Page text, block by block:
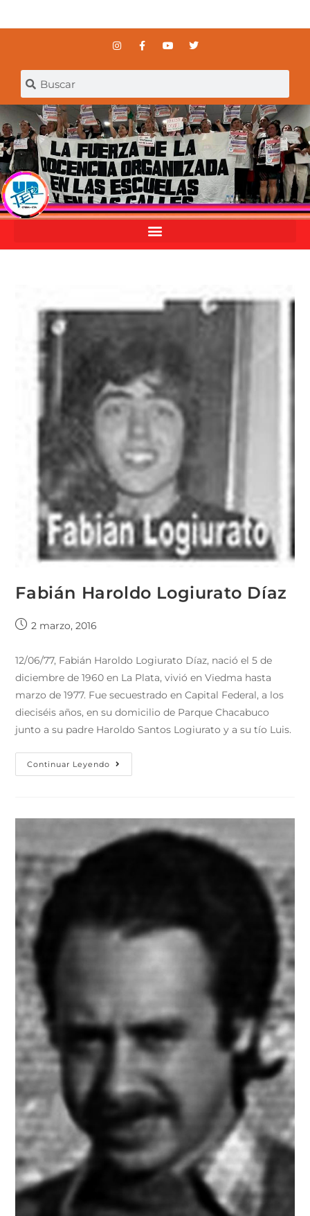
Fabián Haroldo Logiurato Díaz
2 marzo, 2016
12/06/77, Fabián Haroldo Logiurato Díaz, nació el 5 de
diciembre de 1960 en La Plata, vivió en Viedma hasta
marzo de 1977. Fue secuestrado en Capital Federal, a los
dieciséis años, en su domicilio de Parque Chacabuco
junto a su padre Haroldo Santos Logiurato y a su tío Luis.
Continuar Leyendo